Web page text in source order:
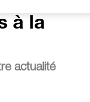
à la
actualité